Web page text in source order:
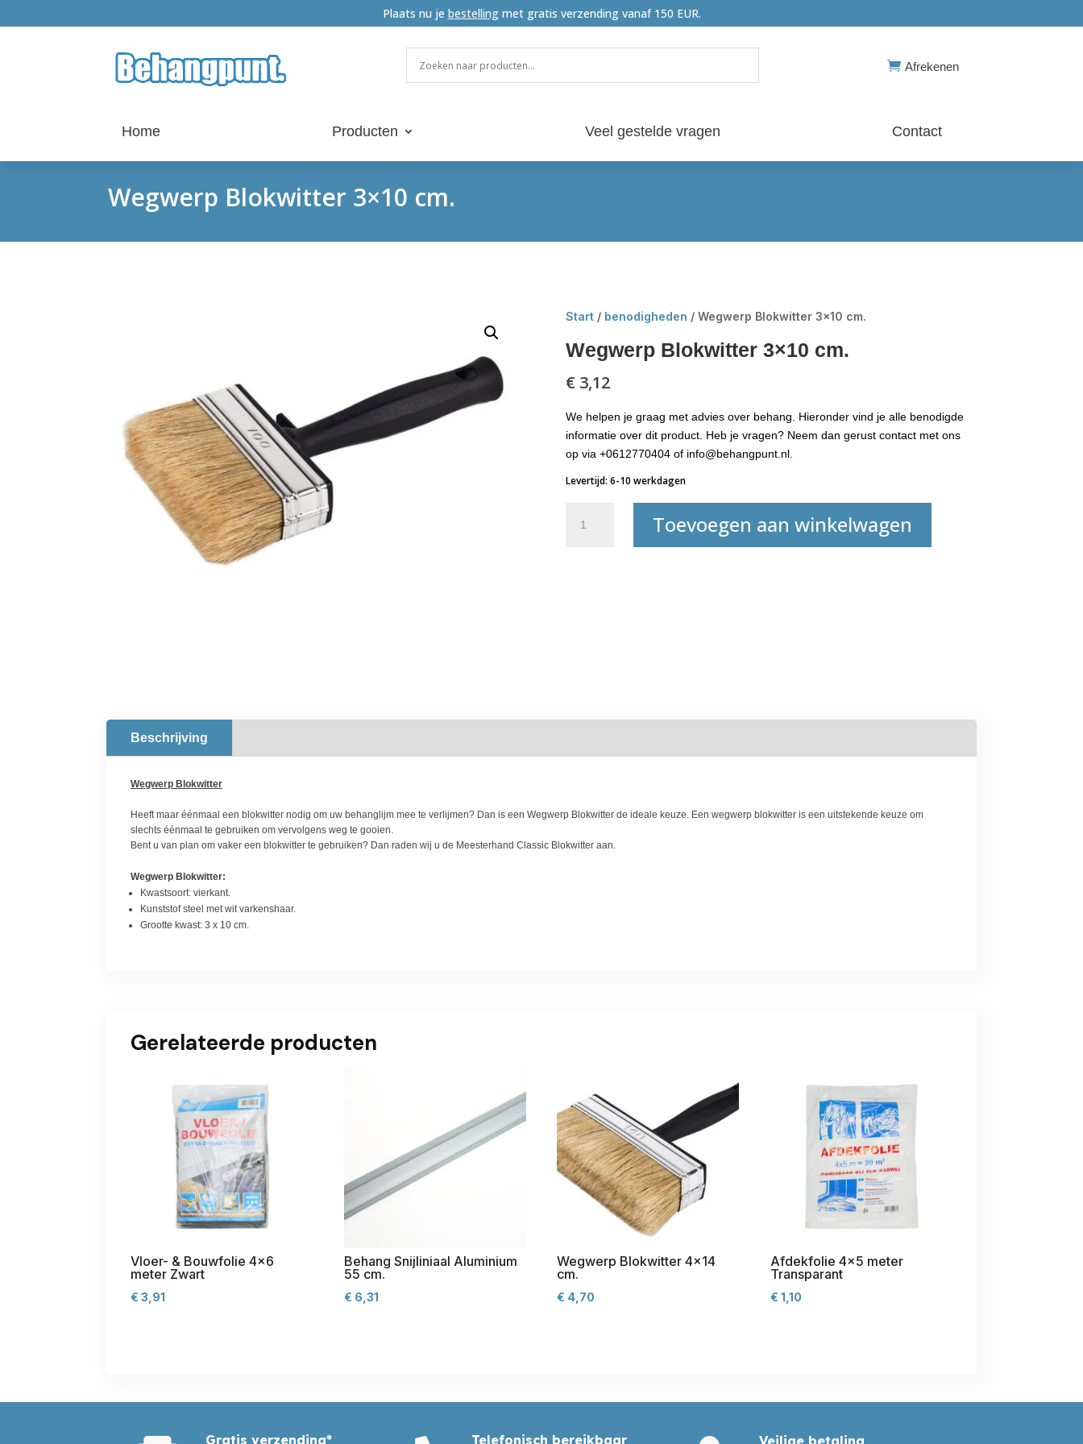
Plaats nu je bestelling met gratis verzending vanaf 150 EUR.
 Afrekenen
Home Producten Veel gestelde vragen Contact
Wegwerp Blokwitter 3×10 cm.
Start/ benodigheden / Wegwerp Blokwitter 3×10 cm.
Wegwerp Blokwitter 3×10 cm.
€3,12
We helpen je graag met advies over behang. Hieronder vind je alle benodigde
informatie over dit product. Heb je vragen? Neem dan gerust contact met ons
op via +0612770404 of info@behangpunt.nl.
Levertijd: 6-10 werkdagen
Blokwitter
Toevoegen aan winkelwagen
Beschrijving
Wegwerp Blokwitter
Heeft maar éénmaal een blokwitter nodig om uw behanglijm mee te verlijmen? Dan is een Wegwerp Blokwitter de ideale keuze. Een wegwerp blokwitter is een uitstekende keuze om
slechts éénmaal te gebruiken om vervolgens weg te gooien.
Bent u van plan om vaker een blokwitter te gebruiken? Dan raden wij u de Meesterhand Classic Blokwitter aan.
Wegwerp Blokwitter:
Kwastsoort: vierkant.
Kunststof steel met wit varkenshaar.
Grootte kwast: 3 x 10 cm.
Gerelateerde producten
Vloer- & Bouwfolie 4×6
meter Zwart
€ 3,91
Behang Snijliniaal Aluminium
55 cm.
€ 6,31
Wegwerp Blokwitter 4×14
cm.
€ 4,70
Afdekfolie 4×5 meter
Transparant
€ 1,10
Gratis verzending* Telefonisch bereikbaar Veilige betaling